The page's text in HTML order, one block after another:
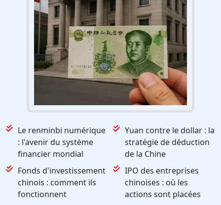
Le renminbi numérique
: l'avenir du système
financier mondial
Yuan contre le dollar : la
stratégie de déduction
de la Chine
Fonds d'investissement
chinois : comment ils
fonctionnent
IPO des entreprises
chinoises : où les
actions sont placées